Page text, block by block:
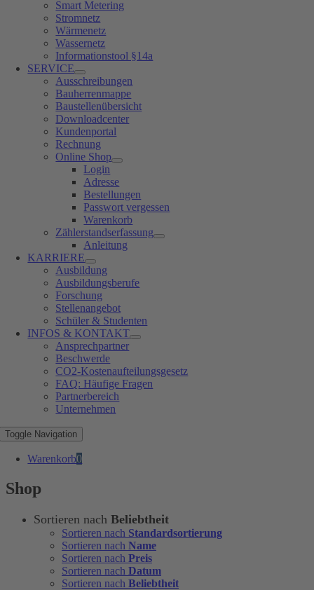
Smart Metering
Stromnetz
Wärmenetz
Wassernetz
Informationstool §14a
SERVICE
Ausschreibungen
Bauherrenmappe
Baustellenübersicht
Downloadcenter
Kundenportal
Rechnung
Online Shop
Login
Adresse
Bestellungen
Passwort vergessen
Warenkorb
Zählerstandserfassung
Anleitung
KARRIERE
Ausbildung
Ausbildungsberufe
Forschung
Stellenangebot
Schüler & Studenten
INFOS & KONTAKT
Ansprechpartner
Beschwerde
CO2-Kostenaufteilungsgesetz
FAQ: Häufige Fragen
Partnerbereich
Unternehmen
Toggle Navigation
Warenkorb0
Shop
Sortieren nach Beliebtheit
Sortieren nach Standardsortierung
Sortieren nach Name
Sortieren nach Preis
Sortieren nach Datum
Sortieren nach Beliebtheit